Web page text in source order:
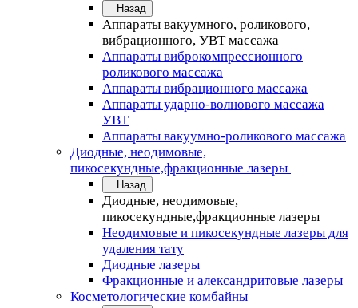
Назад
Аппараты вакуумного, роликового,
вибрационного, УВТ массажа
Аппараты виброкомпрессионного
роликового массажа
Аппараты вибрационного массажа
Аппараты ударно-волнового массажа
УВТ
Аппараты вакуумно-роликового массажа
Диодные, неодимовые,
пикосекундные,фракционные лазеры
Назад
Диодные, неодимовые,
пикосекундные,фракционные лазеры
Неодимовые и пикосекундные лазеры для
удаления тату
Диодные лазеры
Фракционные и александритовые лазеры
Косметологические комбайны